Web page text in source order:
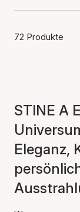
72 Produkte
STINE A
Eleganz,